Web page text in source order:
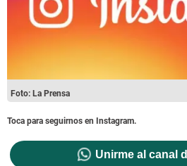
Foto: La Prensa
Toca para seguirnos en Instagram.
Unirme al canal